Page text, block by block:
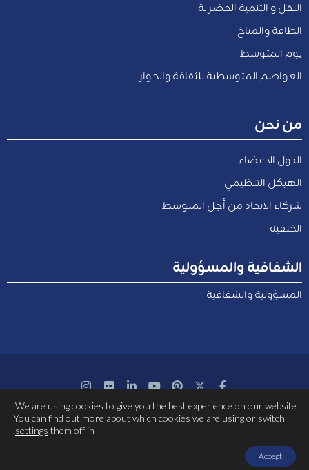
النقل و التنمية الحضرية
الطاقة والمناخ
يوم المتوسط
العواصم المتوسطية للثقافة والحوار
من نحن
الدول الاعضاء
الهيكل التنظيمي
شركاء الاتحاد من أجل المتوسط
الخلفية
الشفافية والمسؤولية
المسؤولية والشفافية
بتمويل مشترك من الاتحاد الأوروبي
We are using cookies to give you the best experience on our website.
You can find out more about which cookies we are using or switch
them off in
settings
.
Accept